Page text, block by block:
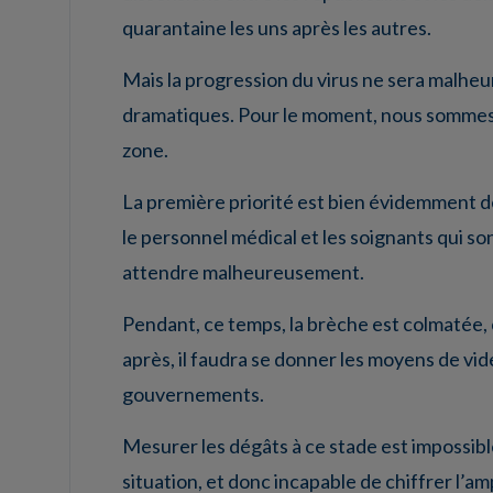
quarantaine les uns après les autres.
Mais la progression du virus ne sera
dramatiques. Pour le moment, nous
zone.
La première priorité est bien évidemment
le personnel médical et les soignants qui
attendre malheureusement.
Pendant, ce temps, la brèche est
après, il faudra se donner les moyens de
gouvernements.
Mesurer les dégâts à ce stade est
situation, et donc incapable de chiffrer